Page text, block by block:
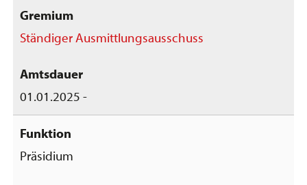
Ständiger Ausmittlungsausschuss
01.01.2025 -
Präsidium